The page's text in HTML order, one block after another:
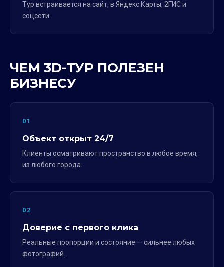
Тур встраивается на сайт, в Яндекс.Карты, 2ГИС и
соцсети.
ЧЕМ 3D-ТУР ПОЛЕЗЕН
БИЗНЕСУ
01
Объект открыт 24/7
Клиенты осматривают пространство в любое время,
из любого города.
02
Доверие с первого клика
Реальные пропорции и состояние — сильнее любых
фотографий.